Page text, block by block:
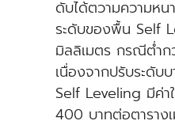
ดับได้ตวามความห
ระดับของพื้น Self
มิลลิเมตร กรณีต่ำก
เนื่องจากปรับระดับ
Self Leveling มีค่
400 บาทต่อตาราง